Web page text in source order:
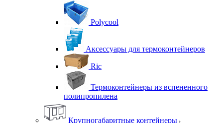
Polycool
Аксессуары для термоконтейнеров
Ric
Термоконтейнеры из вспененного
полипропилена
Крупногабаритные контейнеры